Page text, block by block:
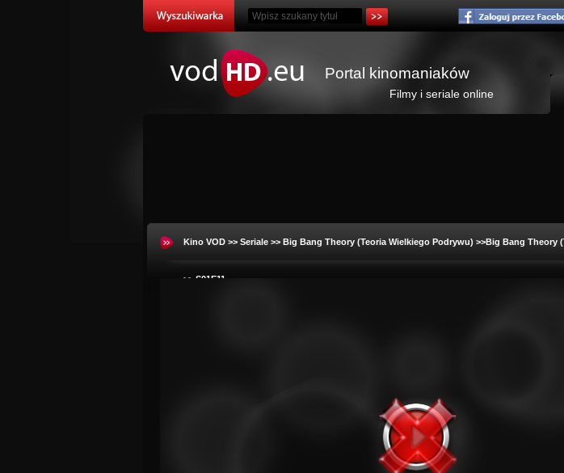
Portal kinomaniaków
Filmy i seriale online
Kino VOD >> Seriale >> Big Bang Theory (Teoria Wielkiego Podrywu) >>Big Bang Theory
>> S01E11